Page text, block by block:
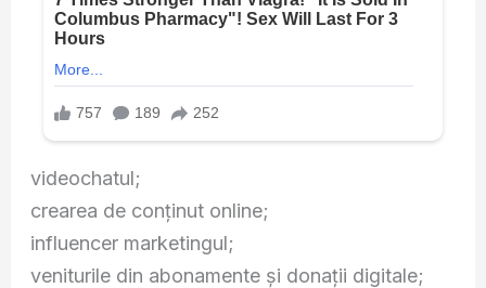
videochatul;
crearea de conținut online;
influencer marketingul;
veniturile din abonamente și donații digitale;